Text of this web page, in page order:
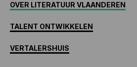
OVER LITERATUUR VLAANDEREN
TALENT ONTWIKKELEN
VERTALERSHUIS